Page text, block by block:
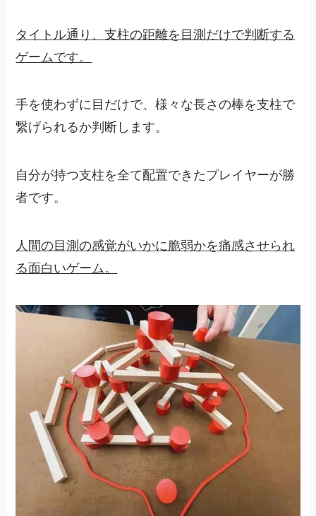
タイトル通り、支柱の距離を目測だけで判断する
ゲームです。
手を使わずに目だけで、様々な長さの棒を支柱で
繋げられるか判断します。
自分が持つ支柱を全て配置できたプレイヤーが勝
者です。
人間の目測の感覚がいかに脆弱かを痛感させられ
る面白いゲーム。